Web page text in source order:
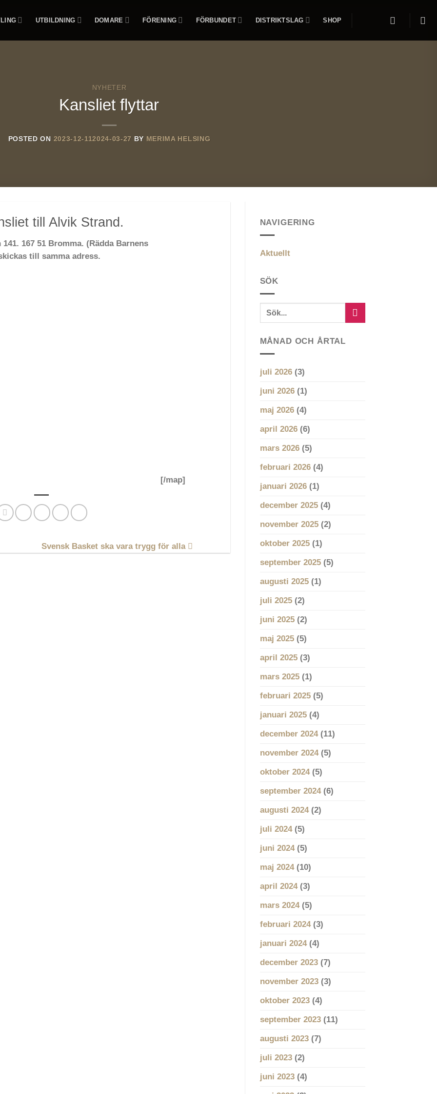
UTBILDNING DOMARE FÖRENING FÖRBUNDET DISTRIKTSLAG SHOP
NYHETER
Kansliet flyttar
POSTED ON 2023-12-112024-03-27 BY MERIMA HELSING
till Alvik Strand.
167 51 Bromma. (Rädda Barnens
till samma adress.
[/map]
Svensk Basket ska vara trygg för alla
NAVIGERING
Aktuellt
SÖK
MÅNAD OCH ÅRTAL
juli 2026(3)
juni 2026(1)
maj 2026(4)
april 2026(6)
mars 2026(5)
februari 2026(4)
januari 2026(1)
december 2025(4)
november 2025(2)
oktober 2025(1)
september 2025(5)
augusti 2025(1)
juli 2025(2)
juni 2025(2)
maj 2025(5)
april 2025(3)
mars 2025(1)
februari 2025(5)
januari 2025(4)
december 2024(11)
november 2024(5)
oktober 2024(5)
september 2024(6)
augusti 2024(2)
juli 2024(5)
juni 2024(5)
maj 2024(10)
april 2024(3)
mars 2024(5)
februari 2024(3)
januari 2024(4)
december 2023(7)
november 2023(3)
oktober 2023(4)
september 2023(11)
augusti 2023(7)
juli 2023(2)
juni 2023(4)